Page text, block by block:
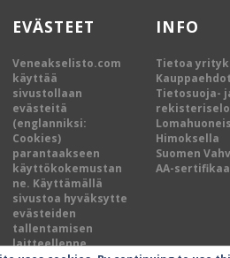
EVÄSTEET
Veneakselisto.com
käyttää
sivustollaan
evästeitä
(englanniksi:
Cookies)
parantaakseen
käyttökokemustan
ne. Käyttämällä
sivustoa hyväksytte
evästeiden
tallentamisen
laitteellenne.
INFO
Tietoa
Kauppaehdot
Tietosuoja-
Himoksella
Suomen
AA-